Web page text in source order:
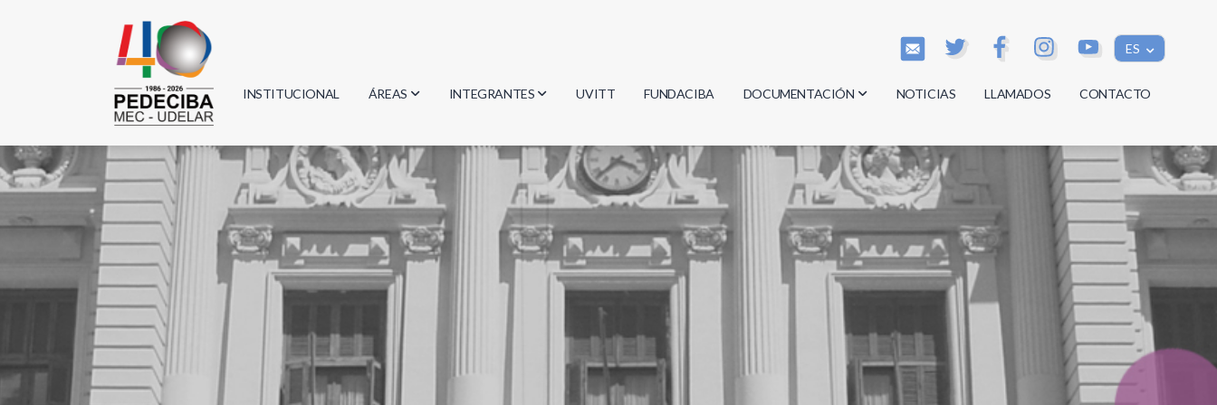
ES
INSTITUCIONAL ÁREAS
Biología
Física
Geociencias
Informática
Matemática
INTEGRANTES
Investigadores
Estudiantes
Egresados
UVITT FUNDACIBA DOCUMENTACIÓN
Actas
Reglamentos
Documentos
NOTICIAS LLAMADOS CONTACTO